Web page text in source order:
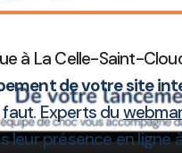
à La Celle-Saint-
de votre site
faut. Experts du
présence en